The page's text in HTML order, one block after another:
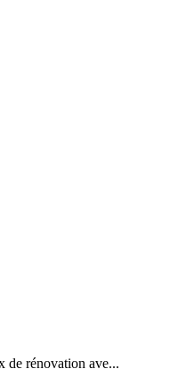
de rénovation ave...